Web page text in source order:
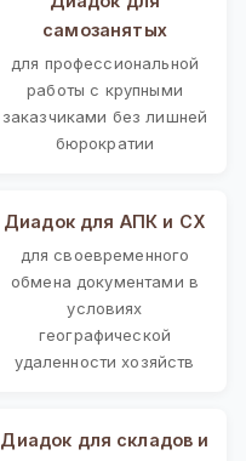
самозанятых
для профессиональной
работы с крупными
заказчиками без лишней
бюрократии
Диадок для АПК и СХ
для своевременного
обмена документами в
условиях
географической
удаленности хозяйств
Диадок для складов и